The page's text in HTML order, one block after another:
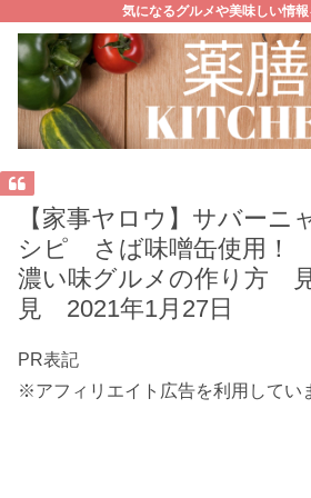
気になるグルメや美味しい情報
【家事ヤロウ】サバーニ
シピ さば味噌缶使用！
濃い味グルメの作り方
見 2021年1月27日
PR表記
※アフィリエイト広告を利用してい